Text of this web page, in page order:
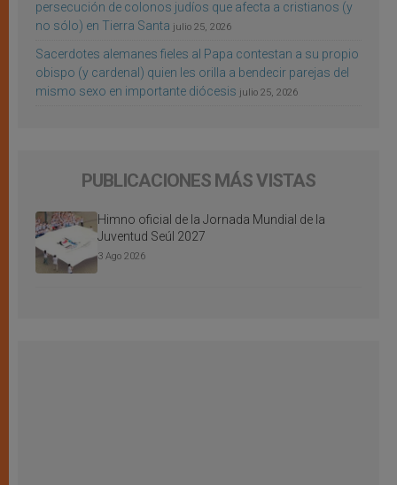
persecución de colonos judíos que afecta a cristianos (y
no sólo) en Tierra Santa julio 25, 2026
Sacerdotes alemanes fieles al Papa contestan a su propio
obispo (y cardenal) quien les orilla a bendecir parejas del
mismo sexo en importante diócesis julio 25, 2026
PUBLICACIONES MÁS VISTAS
Himno oficial de la Jornada Mundial de la
Juventud Seúl 2027
3 Ago 2026